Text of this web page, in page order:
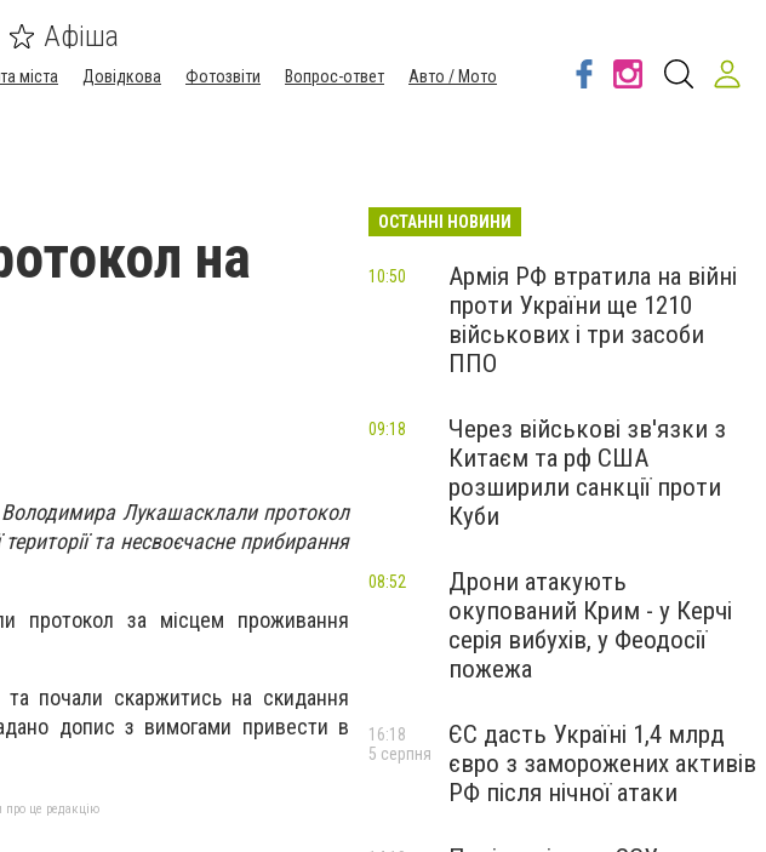
Афіша
міста Довідкова Фотозвіти Вопрос-ответ
Авто / Мото
на
Володимира Лукашасклали протокол
та несвоєчасне прибирання
протокол за місцем проживання
почали скаржитись на скидання
допис з вимогами привести в
про це редакцію
ОСТАННІ НОВИНИ
Армія РФ втратила на війні
проти України ще 1210
військових і три засоби
ППО
10:50
Через військові зв'язки з
Китаєм та рф США
розширили санкції проти
Куби
09:18
Дрони атакують
окупований Крим - у Керчі
серія вибухів, у Феодосії
пожежа
08:52
ЄС дасть Україні 1,4 млрд
євро з заморожених активів
РФ після нічної атаки
16:18
5 серпня